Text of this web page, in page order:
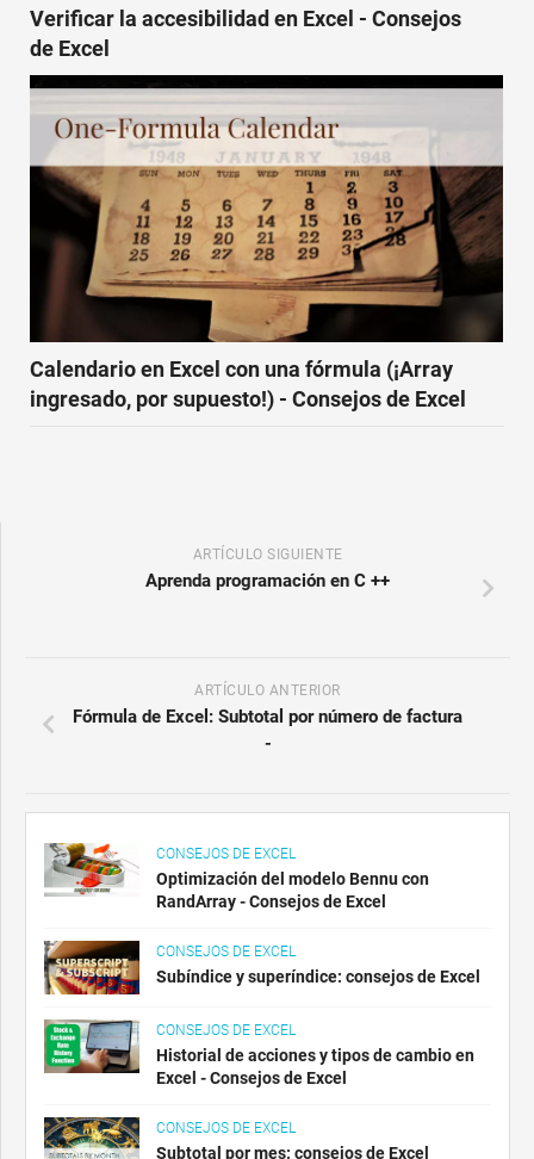
Verificar la accesibilidad en Excel - Consejos
de Excel
Calendario en Excel con una fórmula (¡Array
ingresado, por supuesto!) - Consejos de Excel
ARTÍCULO SIGUIENTE
Aprenda programación en C ++
ARTÍCULO ANTERIOR
Fórmula de Excel: Subtotal por número de factura
-
CONSEJOS DE EXCEL
Optimización del modelo Bennu con
RandArray - Consejos de Excel
CONSEJOS DE EXCEL
Subíndice y superíndice: consejos de Excel
CONSEJOS DE EXCEL
Historial de acciones y tipos de cambio en
Excel - Consejos de Excel
CONSEJOS DE EXCEL
Subtotal por mes: consejos de Excel